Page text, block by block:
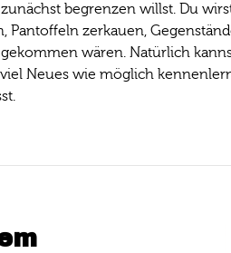
begrenzen willst. Du
Pantoffeln zerkauen,
wären. Natürlich
Neues wie möglich